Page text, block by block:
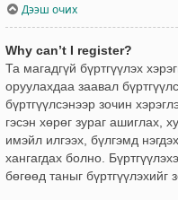
Дээш очих
Why can’t I register?
Та магадгүй бүртгүүлэх
оруулахдаа заавал
бүртгүүлсэнээр зочин
гэсэн хөрөг зураг ашиглах,
имэйл илгээх, бүлгэмд
хангагдах болно.
бөгөөд таныг бүртгүүлэхийг